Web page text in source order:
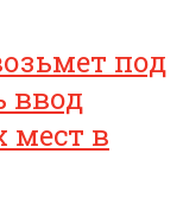
под
ввод
мест в